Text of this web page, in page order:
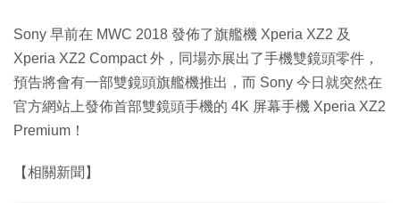
Sony 早前在 MWC 2018 發佈了旗艦機 Xperia XZ2 及
Xperia XZ2 Compact 外，同場亦展出了手機雙鏡頭零件，
預告將會有一部雙鏡頭旗艦機推出，而 Sony 今日就突然在
官方網站上發佈首部雙鏡頭手機的 4K 屏幕手機 Xperia XZ2
Premium！
【相關新聞】